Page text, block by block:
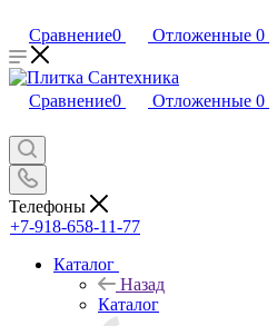
Сравнение0 Отложенные 0
Сравнение0 Отложенные 0
Телефоны
+7-918-658-11-77
Каталог
Назад
Каталог